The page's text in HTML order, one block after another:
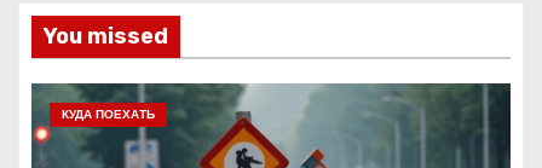
You missed
КУДА ПОЕХАТЬ